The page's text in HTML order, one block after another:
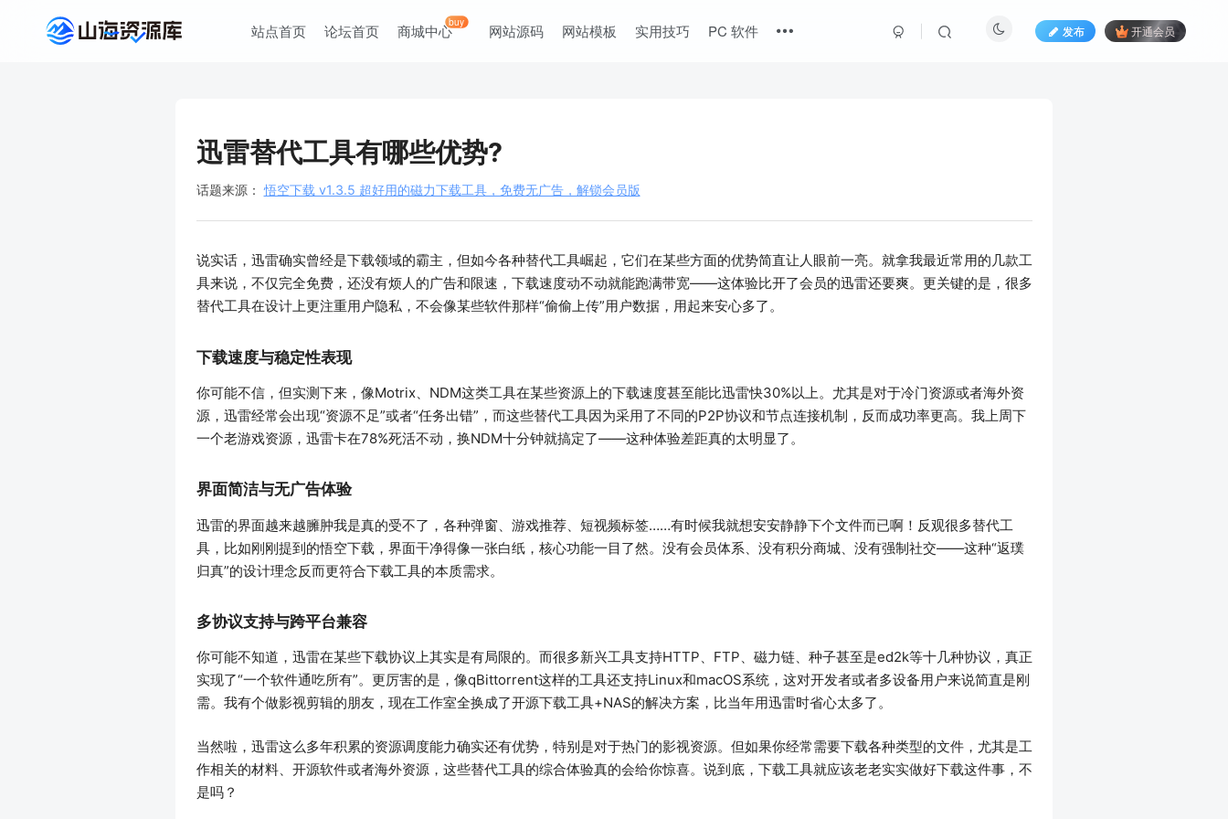
站点首页 论坛首页 商城中心buy 网站源码 网站模板 实用技巧 PC 软件 发布 开通会员
迅雷替代工具有哪些优势?
话题来源：悟空下载 v1.3.5 超好用的磁力下载工具，免费无广告，解锁会员版
说实话，迅雷确实曾经是下载领域的霸主，但如今各种替代工具崛起，它们在某些方面的优势简直让人眼前一亮。就拿我最近常用的几款工
具来说，不仅完全免费，还没有烦人的广告和限速，下载速度动不动就能跑满带宽——这体验比开了会员的迅雷还要爽。更关键的是，很多
替代工具在设计上更注重用户隐私，不会像某些软件那样“偷偷上传”用户数据，用起来安心多了。
下载速度与稳定性表现
你可能不信，但实测下来，像Motrix、NDM这类工具在某些资源上的下载速度甚至能比迅雷快30%以上。尤其是对于冷门资源或者海外资
源，迅雷经常会出现“资源不足”或者“任务出错”，而这些替代工具因为采用了不同的P2P协议和节点连接机制，反而成功率更高。我上周下
一个老游戏资源，迅雷卡在78%死活不动，换NDM十分钟就搞定了——这种体验差距真的太明显了。
界面简洁与无广告体验
迅雷的界面越来越臃肿我是真的受不了，各种弹窗、游戏推荐、短视频标签……有时候我就想安安静静下个文件而已啊！反观很多替代工
具，比如刚刚提到的悟空下载，界面干净得像一张白纸，核心功能一目了然。没有会员体系、没有积分商城、没有强制社交——这种“返璞
归真”的设计理念反而更符合下载工具的本质需求。
多协议支持与跨平台兼容
你可能不知道，迅雷在某些下载协议上其实是有局限的。而很多新兴工具支持HTTP、FTP、磁力链、种子甚至是ed2k等十几种协议，真正
实现了“一个软件通吃所有”。更厉害的是，像qBittorrent这样的工具还支持Linux和macOS系统，这对开发者或者多设备用户来说简直是刚
需。我有个做影视剪辑的朋友，现在工作室全换成了开源下载工具+NAS的解决方案，比当年用迅雷时省心太多了。
当然啦，迅雷这么多年积累的资源调度能力确实还有优势，特别是对于热门的影视资源。但如果你经常需要下载各种类型的文件，尤其是工
作相关的材料、开源软件或者海外资源，这些替代工具的综合体验真的会给你惊喜。说到底，下载工具就应该老老实实做好下载这件事，不
是吗？